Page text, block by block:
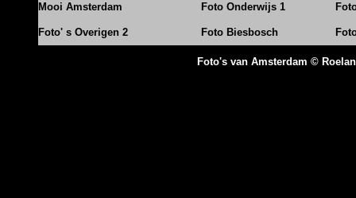
Mooi Amsterdam Foto Onderwijs 1
Foto' s Overigen 2 Foto Biesbosch
Foto's van Amsterdam ©